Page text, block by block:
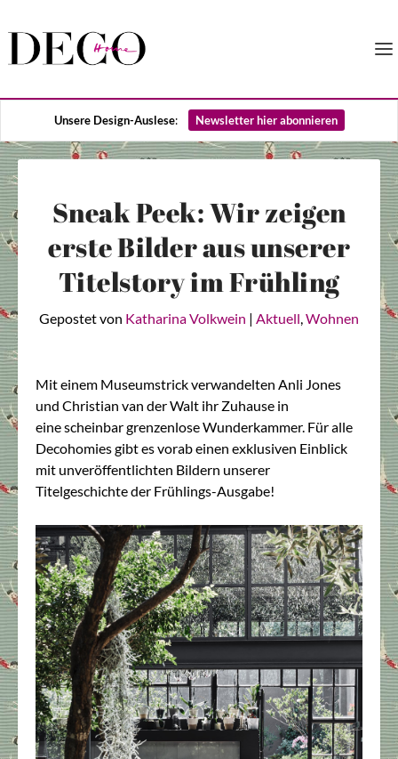
Unsere Design-Auslese: Newsletter hier abonnieren
Sneak Peek: Wir zeigen
erste Bilder aus unserer
Titelstory im Frühling
Gepostet von Katharina Volkwein | Aktuell,Wohnen
Mit einem Museumstrick verwandelten Anli Jones
und Christian van der Walt ihr Zuhause in
einescheinbar grenzenlose Wunderkammer. Für alle
Decohomies gibt es vorab einen exklusiven Einblick
mit unveröffentlichten Bildern unserer
Titelgeschichte der Frühlings-Ausgabe!